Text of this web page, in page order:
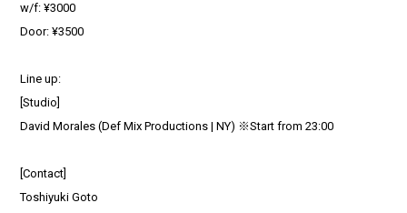
w/f: ¥3000
Door: ¥3500
Line up:
[Studio]
David Morales (Def Mix Productions | NY) ※Start from 23:00
[Contact]
Toshiyuki Goto